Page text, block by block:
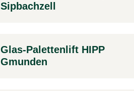
Sipbachzell
Glas-Palettenlift HIPP
Gmunden